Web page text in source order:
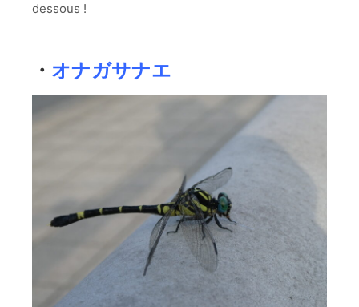
dessous !
・ オナガサナエ